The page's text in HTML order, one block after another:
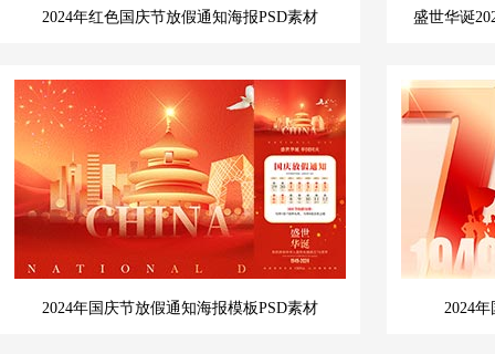
2024年红色国庆节放假通知海报PSD素材 盛世华诞
2024年国庆节放假通知海报模板PSD素材 2024